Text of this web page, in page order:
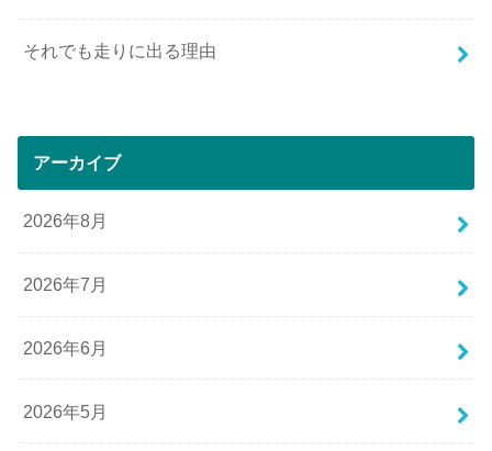
それでも走りに出る理由
アーカイブ
2026年8月
2026年7月
2026年6月
2026年5月